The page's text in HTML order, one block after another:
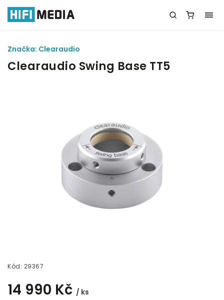
Clearaudio Swing Base TT5
Kód: 29367
14 990 Kč / ks
Značka: Clearaudio